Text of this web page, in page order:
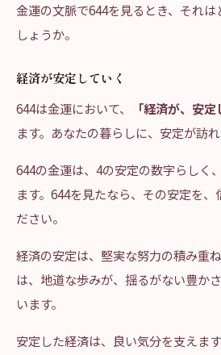
金運の文脈で644を見るとき、それ
しょうか。
経済が安定していく
644は金運において、
「経済が、安定
ます。あなたの暮らしに、安定が訪れ
644の金運は、4の安定の数字らしく
ます。644を見たなら、その安定を、
ださい。
経済の安定は、堅実な努力の積み重
は、地道な歩みが、揺るがない豊か
います。
安定した経済は、良い気分を支えま